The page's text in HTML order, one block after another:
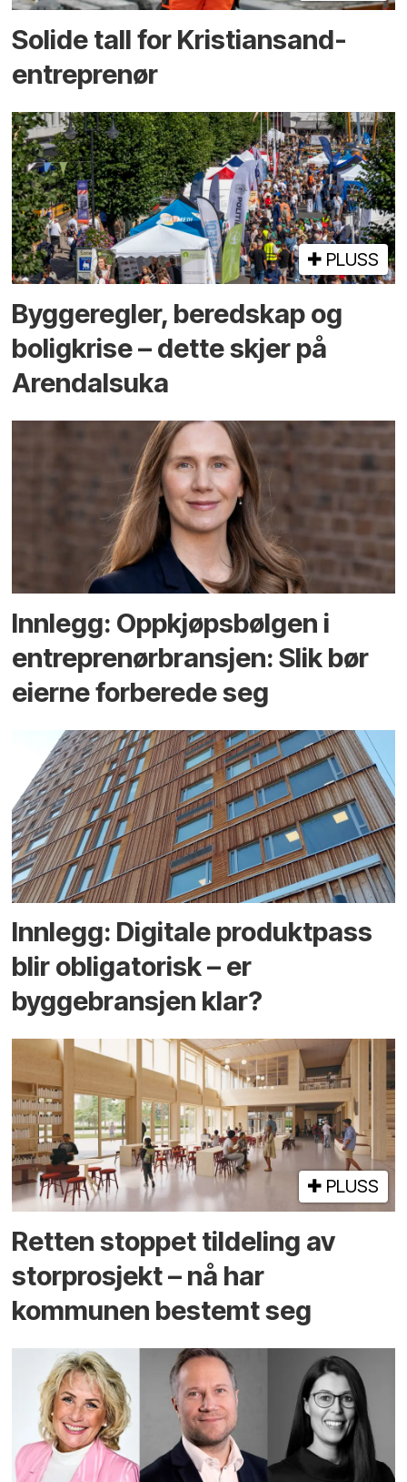
Solide tall for Kristiansand-
entreprenør
PLUSS
Bygge­regler, beredskap og
bolig­krise – dette skjer på
Arendals­uka
Innlegg: Oppkjøps­bølgen i
entreprenør­bransjen: Slik bør
eierne forberede seg
Innlegg: Digitale produktpass
blir obligatorisk – er
byggebransjen klar?
PLUSS
Retten stoppet tildeling av
storprosjekt – nå har
kommunen bestemt seg